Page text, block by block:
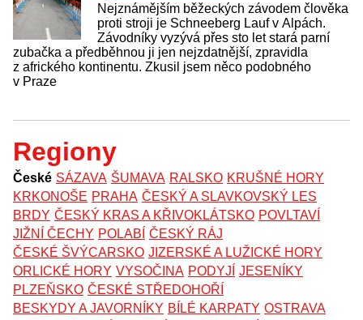
Nejznámějším běžeckých závodem člověka
proti stroji je Schneeberg Lauf v Alpách.
Závodníky vyzývá přes sto let stará parní
zubačka a předběhnou ji jen nejzdatnější, zpravidla
z afrického kontinentu. Zkusil jsem něco podobného
v Praze
Regiony
České SÁZAVA ŠUMAVA RALSKO KRUŠNÉ HORY
KRKONOŠE PRAHA ČESKÝ A SLAVKOVSKÝ LES
BRDY ČESKÝ KRAS A KŘIVOKLÁTSKO POVLTAVÍ
JIŽNÍ ČECHY POLABÍ ČESKÝ RÁJ
ČESKÉ ŠVÝCARSKO JIZERSKÉ A LUŽICKÉ HORY
ORLICKÉ HORY VYSOČINA PODYJÍ JESENÍKY
PLZEŇSKO ČESKÉ STŘEDOHOŘÍ
BESKYDY A JAVORNÍKY BÍLÉ KARPATY OSTRAVA